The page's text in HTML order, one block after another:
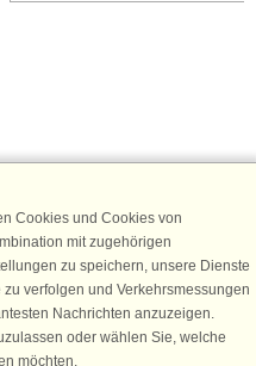
Fans an
von 25 €für Ihren nächsten
für den DanCenter Newsletter
Gewinnspiele und
Cookies und Cookies von
mit zugehörigen
zu speichern, unsere Dienste
verfolgen und Verkehrsmessungen
Nachrichten anzuzeigen.
oder wählen Sie, welche
möchten.